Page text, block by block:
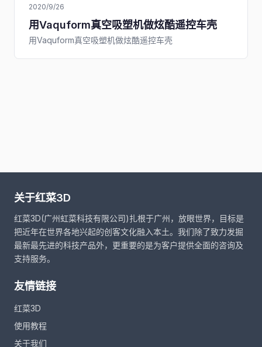
2020/9/26
用Vaquform真空吸塑机做炫酷遥控车壳
用Vaquform真空吸塑机做炫酷遥控车壳
关于红菜3D
红菜3D(广州虹菜科技有限公司)扎根于广州，放眼世界，目标是
把近年在世界各地兴起的创客文化融入本土。我们除了致力发掘
最新最先进的科技产品外，更重要的是为客户提供全面的咨询及
支持服务。
友情链接
红菜3D
使用教程
关于我们